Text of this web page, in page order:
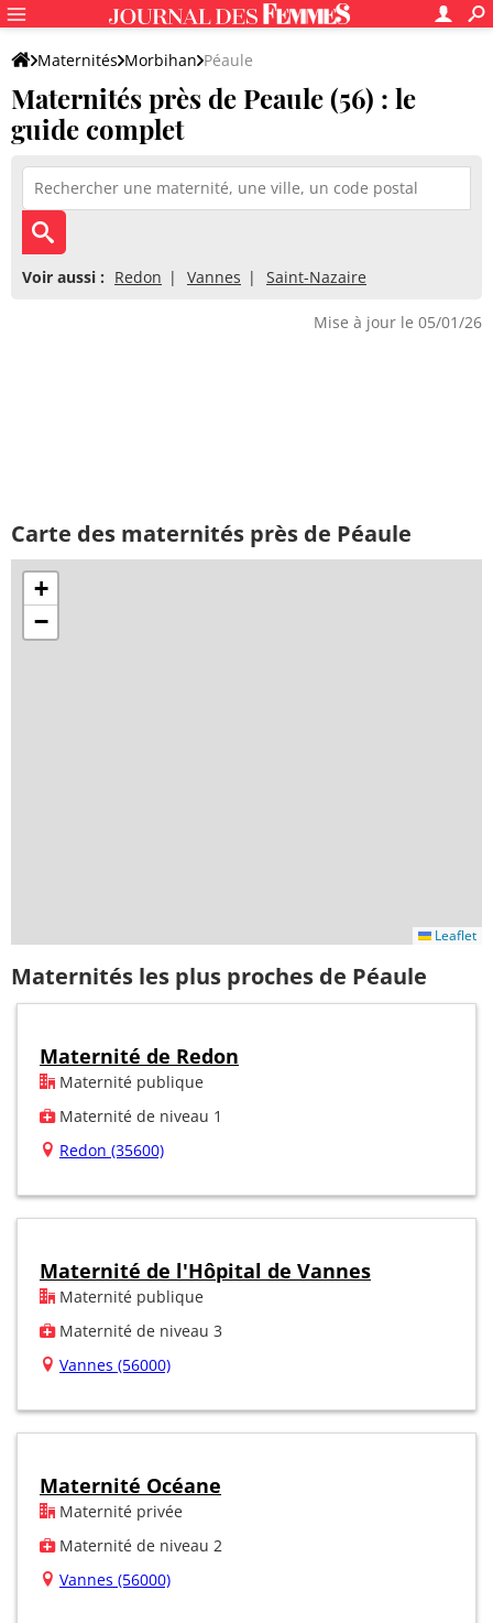
Maternités Morbihan Péaule
Maternités près de Peaule (56) : le
guide complet
Voir aussi : Redon Vannes Saint-Nazaire
Mise à jour le 05/01/26
Carte des maternités près de Péaule
+
−
Leaflet
Maternités les plus proches de Péaule
Maternité de Redon
Maternité publique
Maternité de niveau 1
Redon (35600)
Maternité de l'Hôpital de Vannes
Maternité publique
Maternité de niveau 3
Vannes (56000)
Maternité Océane
Maternité privée
Maternité de niveau 2
Vannes (56000)